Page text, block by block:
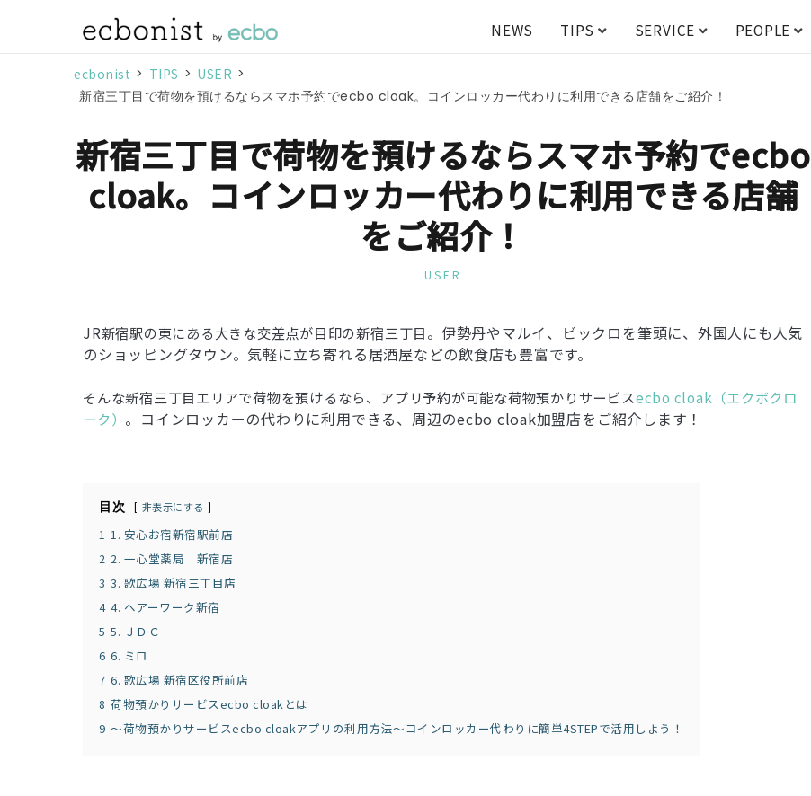
NEWS TIPS SERVICE PEOPLE
ecbonist > TIPS > USER >
新宿三丁目で荷物を預けるならスマホ予約でecbo cloak。コインロッカー代わりに利用できる店舗をご紹介！
新宿三丁目で荷物を預けるならスマホ予約でecbo
cloak。コインロッカー代わりに利用できる店舗
をご紹介！
USER
JR新宿駅の東にある大きな交差点が目印の新宿三丁目。 伊勢丹やマルイ、ビックロを筆頭に、外国人にも人気
のショッピングタウン。気軽に立ち寄れる居酒屋などの飲食店も豊富です。
そんな新宿三丁目エリアで荷物を預けるなら、アプリ予約が可能な荷物預かりサービスecbo cloak（エクボクロ
ーク） 。コインロッカーの代わりに利用できる、周辺のecbo cloak加盟店をご紹介します！
目次 非表示にする
1 1. 安心お宿新宿駅前店
2 2. 一心堂薬局 新宿店
3 3. 歌広場 新宿三丁目店
4 4. ヘアーワーク新宿
5 5. ＪＤＣ
6 6. ミロ
7 6. 歌広場 新宿区役所前店
8 荷物預かりサービスecbo cloakとは
9 〜荷物預かりサービスecbo cloakアプリの利用方法〜コインロッカー代わりに簡単4STEPで活用しよう！